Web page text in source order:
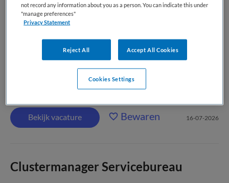
Vaste aanstelling
We zijn op zoek naar een Gebiedsmanager voor de regio
Lansingerland en Krimpen voor 32-36 uur per week. Als
gebiedsmanager bij CJG Rijnmond geef je richting aan één
verantwoordelijk voor mensen, middelen en...
Bekijk vacature Bewaren 16-07-2026
Clustermanager Servicebureau
not record any information about you as a person. You can indicate this under
"manage preferences"
Privacy Statement
Reject All Accept All Cookies
Cookies Settings